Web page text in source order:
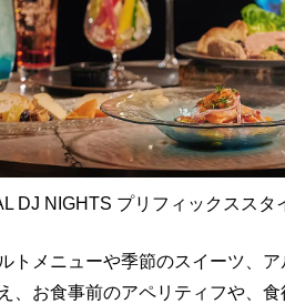
DJ NIGHTS プリフィックススタ
トメニューや季節のスイーツ、
、お食事前のアペリティフや、